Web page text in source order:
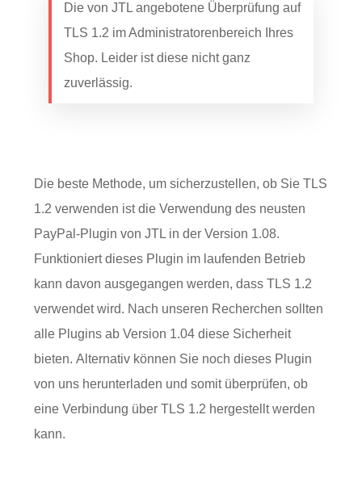
Die von JTL angebotene Überprüfung auf
TLS 1.2 im Administratorenbereich Ihres
Shop. Leider ist diese nicht ganz
zuverlässig.
Die beste Methode, um sicherzustellen, ob Sie TLS
1.2 verwenden ist die Verwendung des neusten
PayPal-Plugin von JTL in der Version 1.08.
Funktioniert dieses Plugin im laufenden Betrieb
kann davon ausgegangen werden, dass TLS 1.2
verwendet wird. Nach unseren Recherchen sollten
alle Plugins ab Version 1.04 diese Sicherheit
bieten. Alternativ können Sie noch dieses Plugin
von uns herunterladen und somit überprüfen, ob
eine Verbindung über TLS 1.2 hergestellt werden
kann.